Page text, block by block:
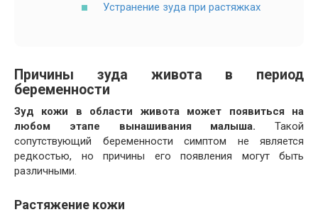
Устранение зуда при растяжках
Причины зуда живота в период
беременности
Зуд кожи в области живота может появиться на
любом этапе вынашивания малыша. Такой
сопутствующий беременности симптом не является
редкостью, но причины его появления могут быть
различными.
Растяжение кожи